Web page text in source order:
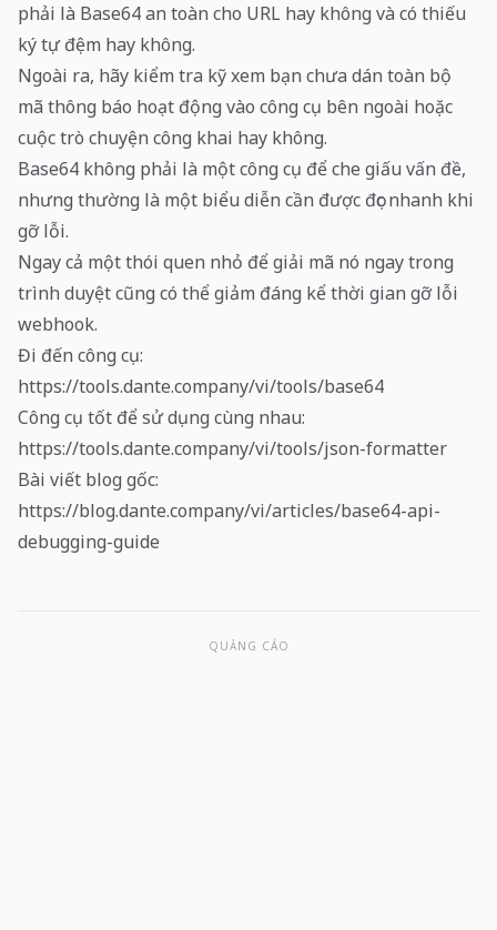
phải là Base64 an toàn cho URL hay không và có thiếu
ký tự đệm hay không.
Ngoài ra, hãy kiểm tra kỹ xem bạn chưa dán toàn bộ
mã thông báo hoạt động vào công cụ bên ngoài hoặc
cuộc trò chuyện công khai hay không.
Base64 không phải là một công cụ để che giấu vấn đề,
nhưng thường là một biểu diễn cần được đọc nhanh khi
gỡ lỗi.
Ngay cả một thói quen nhỏ để giải mã nó ngay trong
trình duyệt cũng có thể giảm đáng kể thời gian gỡ lỗi
webhook.
Đi đến công cụ:
https://tools.dante.company/vi/tools/base64
Công cụ tốt để sử dụng cùng nhau:
https://tools.dante.company/vi/tools/json-formatter
Bài viết blog gốc:
https://blog.dante.company/vi/articles/base64-api-
debugging-guide
QUẢNG CÁO